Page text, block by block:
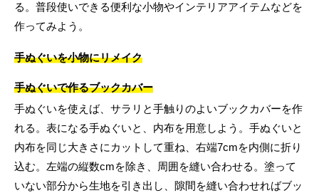
る。普段使いできる便利な小物やインテリアアイテムなどを
作ってみよう。
手ぬぐいを小物にリメイク
手ぬぐいで作るブックカバー
手ぬぐいを使えば、サラリと手触りのよいブックカバーを作
れる。表になる手ぬぐいと、内布を用意しよう。手ぬぐいと
内布を同じ大きさにカットして重ね、右端7cmを内側に折り
込む。左端の縦数cmを除き、周囲を縫い合わせる。塗って
いない部分から生地を引き出し、隙間を縫い合わせればブッ